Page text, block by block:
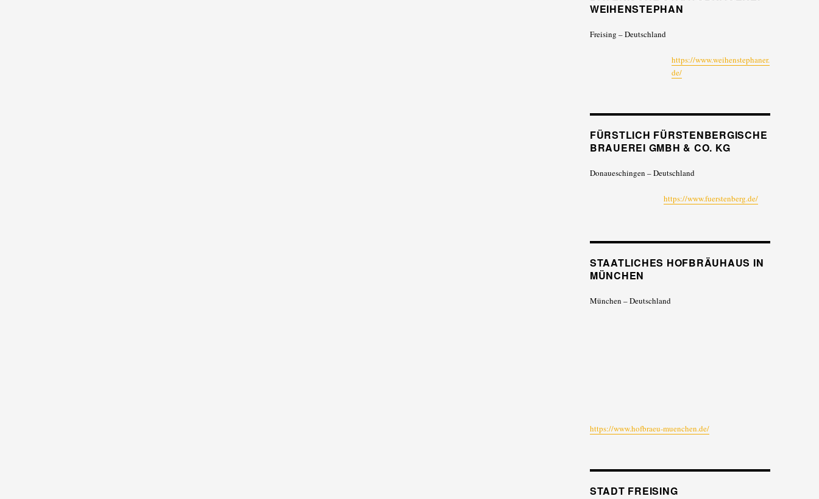
WEIHENSTEPHAN
Freising – Deutschland
https://www.weihenstephaner.
de/
FÜRSTLICH FÜRSTENBERGISCHE
BRAUEREI GMBH & CO. KG
Donaueschingen – Deutschland
https://www.fuerstenberg.de/
STAATLICHES HOFBRÄUHAUS IN
MÜNCHEN
München – Deutschland
https://www.hofbraeu-muenchen.de/
STADT FREISING